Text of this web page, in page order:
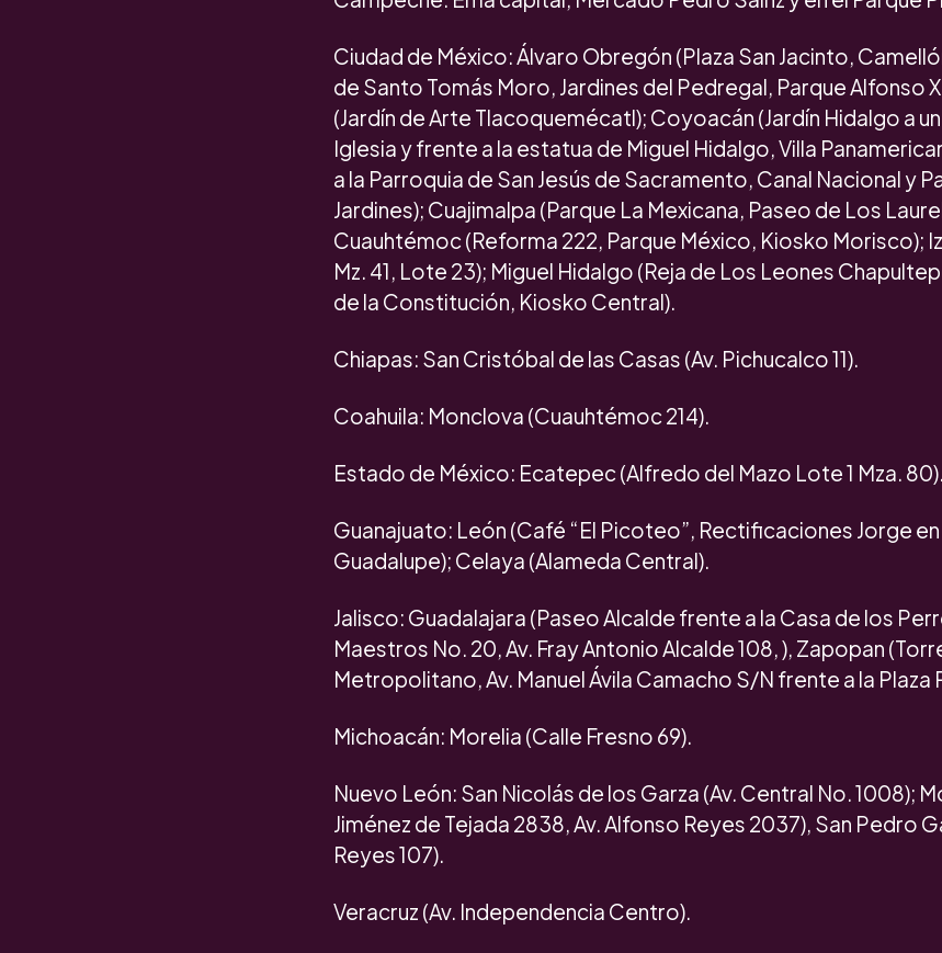
Ciudad de México: Álvaro Obregón (Plaza San Jacinto,
de Santo Tomás Moro, Jardines del Pedregal, Parque Alfonso
(Jardín de Arte Tlacoquemécatl); Coyoacán (Jardín Hidalgo a
Iglesia y frente a la estatua de Miguel Hidalgo, Villa
a la Parroquia de San Jesús de Sacramento, Canal Nacional y
Jardines); Cuajimalpa (Parque La Mexicana, Paseo de Los
Cuauhtémoc (Reforma 222, Parque México, Kiosko Morisco);
Mz. 41, Lote 23); Miguel Hidalgo (Reja de Los Leones
de la Constitución, Kiosko Central).
Chiapas: San Cristóbal de las Casas (Av. Pichucalco 11).
Coahuila: Monclova (Cuauhtémoc 214).
Estado de México: Ecatepec (Alfredo del Mazo Lote 1 Mza. 80).
Guanajuato: León (Café “El Picoteo”, Rectificaciones Jorge en
Guadalupe); Celaya (Alameda Central).
Jalisco: Guadalajara (Paseo Alcalde frente a la Casa de los
Maestros No. 20, Av. Fray Antonio Alcalde 108, ), Zapopan
Metropolitano, Av. Manuel Ávila Camacho S/N frente a la Plaza
Michoacán: Morelia (Calle Fresno 69).
Nuevo León: San Nicolás de los Garza (Av. Central No. 1008);
Jiménez de Tejada 2838, Av. Alfonso Reyes 2037), San Pedro
Reyes 107).
Veracruz (Av. Independencia Centro).